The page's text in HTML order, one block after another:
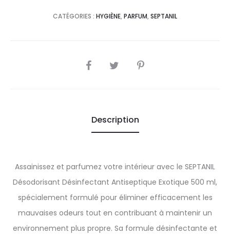
CATÉGORIES : HYGIÈNE, PARFUM, SEPTANIL
SHARE
Description
Assainissez et parfumez votre intérieur avec le SEPTANIL
Désodorisant Désinfectant Antiseptique Exotique 500 ml,
spécialement formulé pour éliminer efficacement les
mauvaises odeurs tout en contribuant à maintenir un
environnement plus propre. Sa formule désinfectante et